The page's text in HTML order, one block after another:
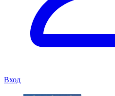
Вход